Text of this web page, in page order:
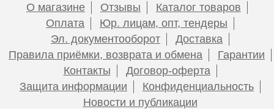
О магазине Отзывы
Каталог товаров
Оплата
Юр. лицам, опт, тендеры
Эл. документооборот
Доставка
Правила приёмки, возврата и обмена
Гарантии
Контакты
Договор-оферта
Защита информации
Конфиденциальность
Новости и публикации